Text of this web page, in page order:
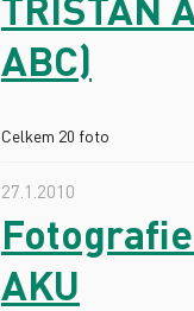
ABC)
Celkem 20 foto
27.1.2010
AKU